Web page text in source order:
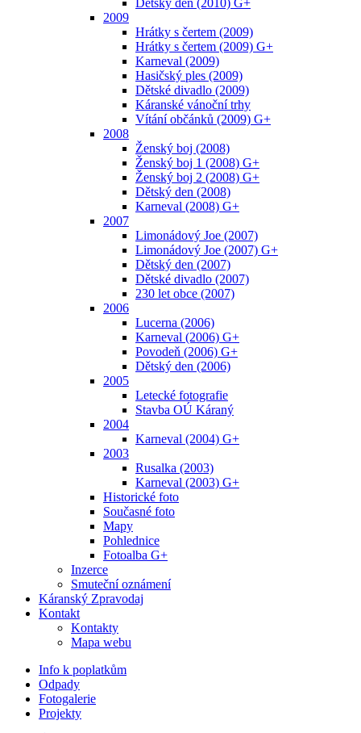
Dětský den (2010) G+
2009
Hrátky s čertem (2009)
Hrátky s čertem (2009) G+
Karneval (2009)
Hasičský ples (2009)
Dětské divadlo (2009)
Káranské vánoční trhy
Vítání občánků (2009) G+
2008
Ženský boj (2008)
Ženský boj 1 (2008) G+
Ženský boj 2 (2008) G+
Dětský den (2008)
Karneval (2008) G+
2007
Limonádový Joe (2007)
Limonádový Joe (2007) G+
Dětský den (2007)
Dětské divadlo (2007)
230 let obce (2007)
2006
Lucerna (2006)
Karneval (2006) G+
Povodeň (2006) G+
Dětský den (2006)
2005
Letecké fotografie
Stavba OÚ Káraný
2004
Karneval (2004) G+
2003
Rusalka (2003)
Karneval (2003) G+
Historické foto
Současné foto
Mapy
Pohlednice
Fotoalba G+
Inzerce
Smuteční oznámení
Káranský Zpravodaj
Kontakt
Kontakty
Mapa webu
Info k poplatkům
Odpady
Fotogalerie
Projekty